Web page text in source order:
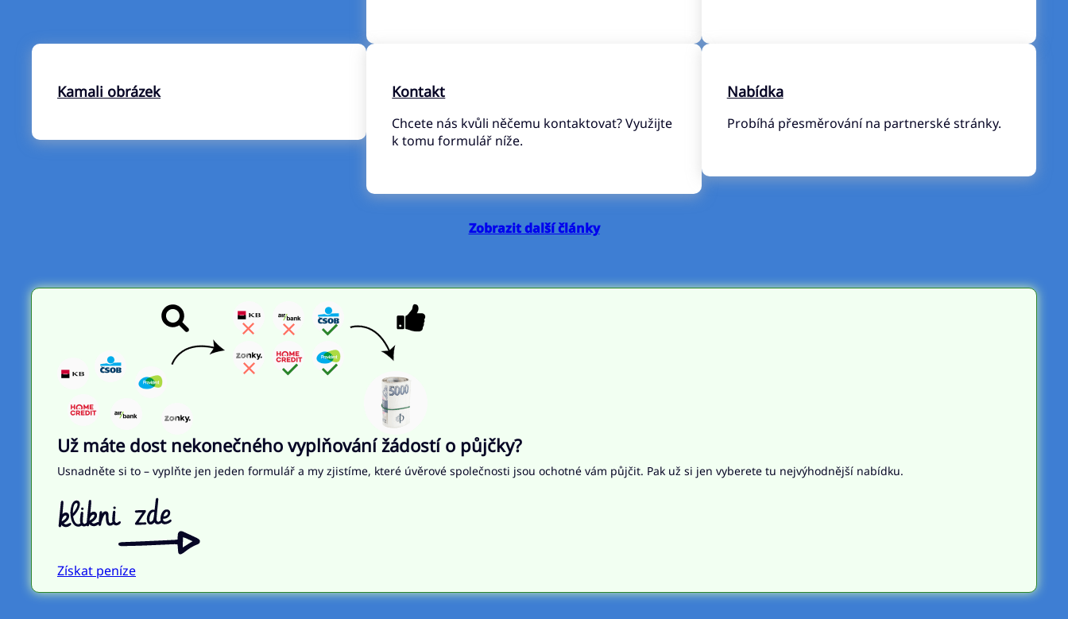
Kamali obrázek Kontakt
Chcete nás kvůli něčemu kontaktovat? Využijte
k tomu formulář níže.
Nabídka
Probíhá přesměrování na partnerské stránky.
Zobrazit další články
Už máte dost nekonečného vyplňování žádostí o půjčky?
Usnadněte si to – vyplňte jen jeden formulář a my zjistíme, které úvěrové společnosti jsou ochotné vám půjčit. Pak už si jen vyberete tu nejvýhodnější nabídku.
Získat peníze